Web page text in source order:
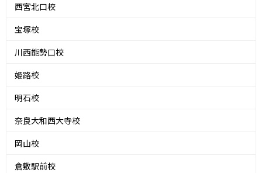
西宮北口校
宝塚校
川西能勢口校
姫路校
明石校
奈良大和西大寺校
岡山校
倉敷駅前校